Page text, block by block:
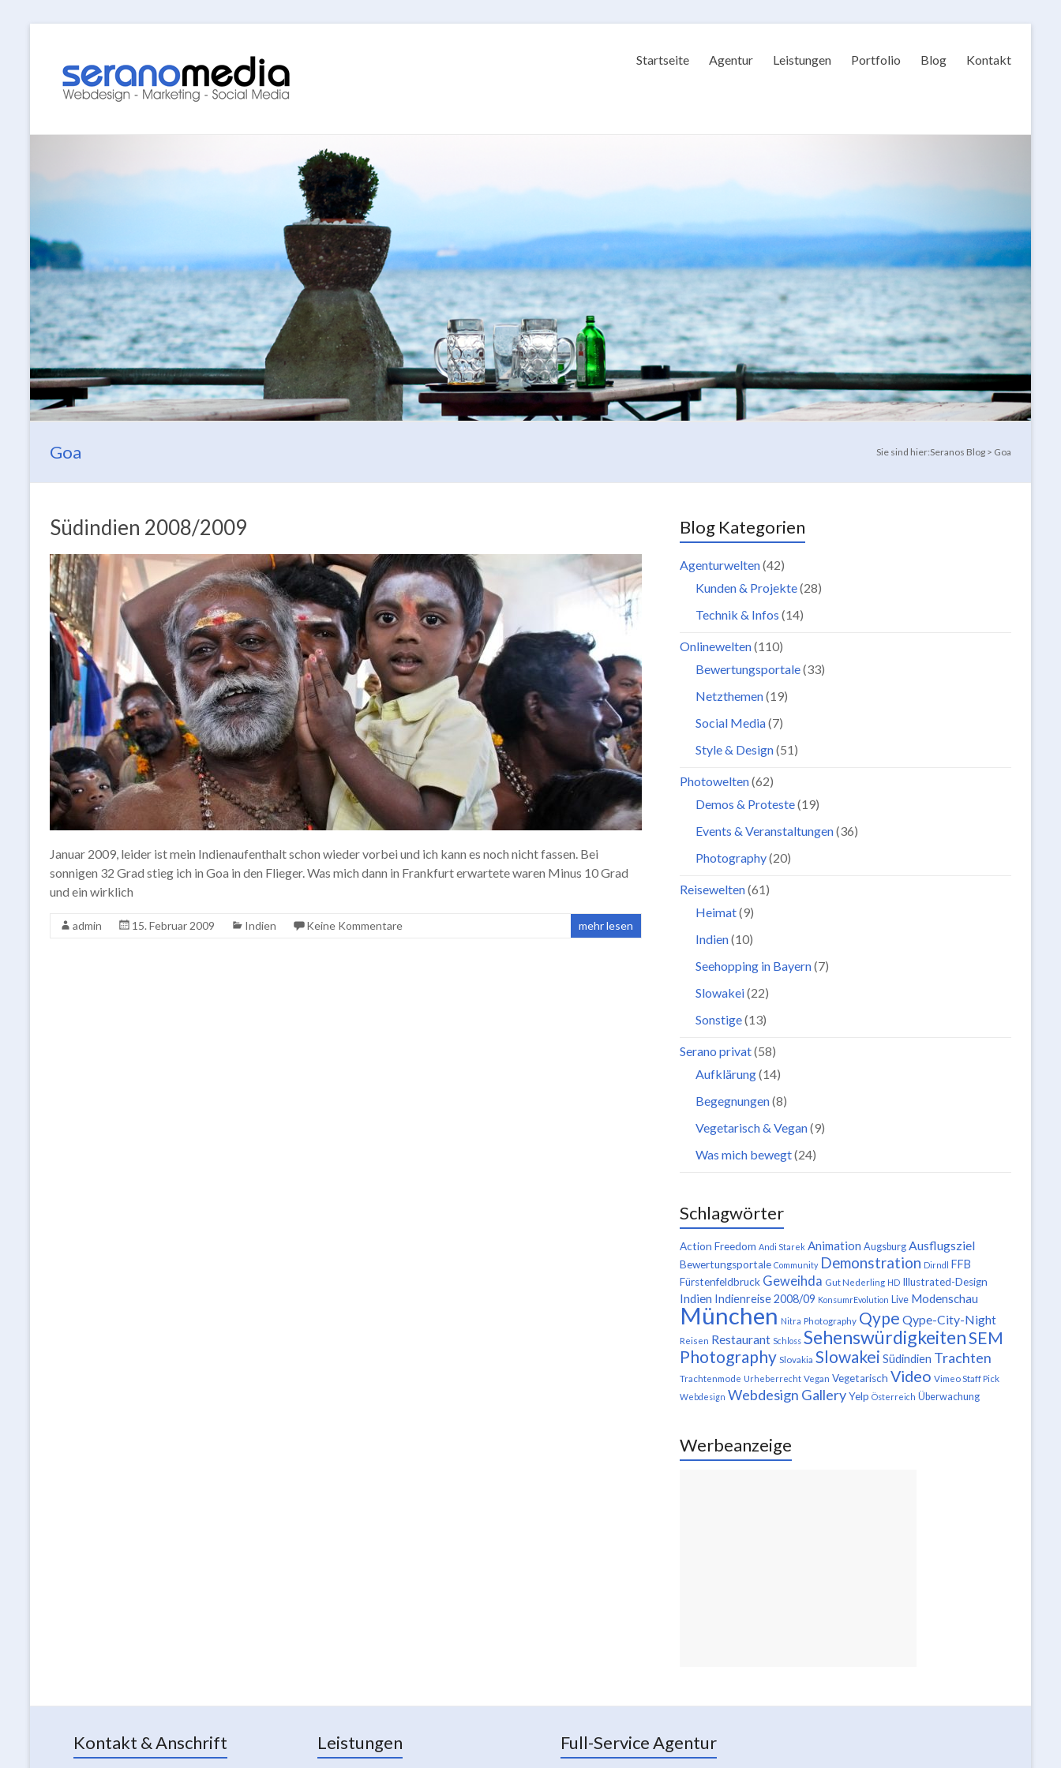
Startseite Agentur Leistungen Portfolio Blog Kontakt
Goa Sie sind hier:Seranos Blog > Goa
Südindien 2008/2009
Januar 2009, leider ist mein Indienaufenthalt schon wieder vorbei und ich kann es noch nicht fassen. Bei
sonnigen 32 Grad stieg ich in Goa in den Flieger. Was mich dann in Frankfurt erwartete waren Minus 10 Grad
und ein wirklich
admin 15. Februar 2009 Indien Keine Kommentare mehr lesen
Blog Kategorien
Agenturwelten(42)
Kunden & Projekte(28)
Technik & Infos (14)
Onlinewelten(110)
Bewertungsportale(33)
Netzthemen(19)
Social Media(7)
Style & Design(51)
Photowelten(62)
Demos & Proteste(19)
Events & Veranstaltungen(36)
Photography(20)
Reisewelten(61)
Heimat(9)
Indien(10)
Seehopping in Bayern(7)
Slowakei(22)
Sonstige(13)
Serano privat(58)
Aufklärung(14)
Begegnungen(8)
Vegetarisch & Vegan(9)
Was mich bewegt(24)
Schlagwörter
Action Freedom Andi Starek Animation Augsburg Ausflugsziel
Bewertungsportale Community Demonstration Dirndl FFB
Fürstenfeldbruck Geweihda Gut Nederling HD Illustrated-Design
Indien Indienreise 2008/09 KonsumrEvolution Live Modenschau
München Nitra Photography Qype Qype-City-Night
Reisen Restaurant Schloss SehenswürdigkeitenSEM
Photography Slovakia Slowakei Südindien Trachten
Trachtenmode Urheberrecht Vegan Vegetarisch Video Vimeo Staff Pick
Webdesign Webdesign GalleryYelp Österreich Überwachung
Werbeanzeige
Kontakt & Anschrift Leistungen Full-Service Agentur